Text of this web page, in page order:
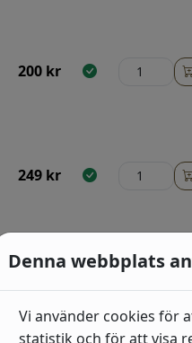
200 kr
249 kr
Denna webbplats
Vi använder cookies för
statistik och för att visa